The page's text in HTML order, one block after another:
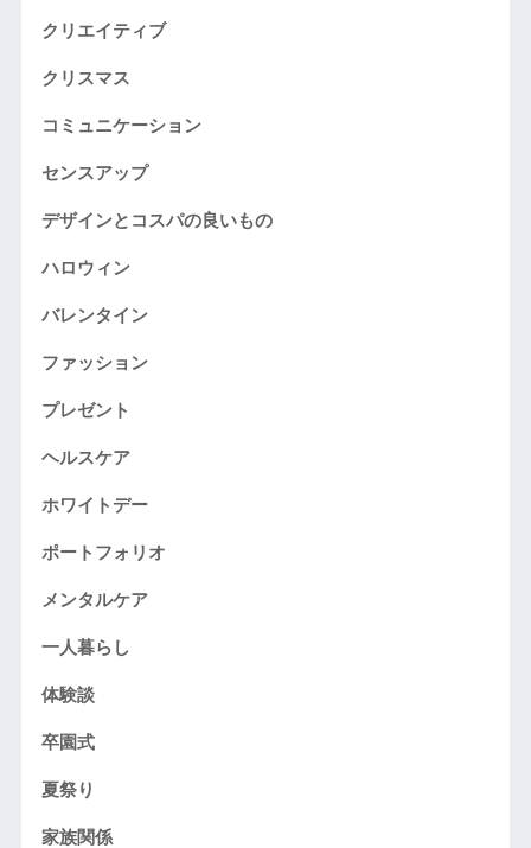
クリエイティブ
クリスマス
コミュニケーション
センスアップ
デザインとコスパの良いもの
ハロウィン
バレンタイン
ファッション
プレゼント
ヘルスケア
ホワイトデー
ポートフォリオ
メンタルケア
一人暮らし
体験談
卒園式
夏祭り
家族関係